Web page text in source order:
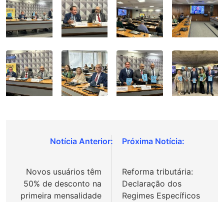
Navegação
Post
Novos usuários têm
50% de desconto na
primeira mensalidade
Reforma tributária:
Declaração dos
Regimes Específicos